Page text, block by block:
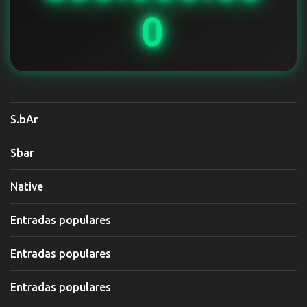
0
S.bAr
Sbar
Native
Entradas populares
Entradas populares
Entradas populares